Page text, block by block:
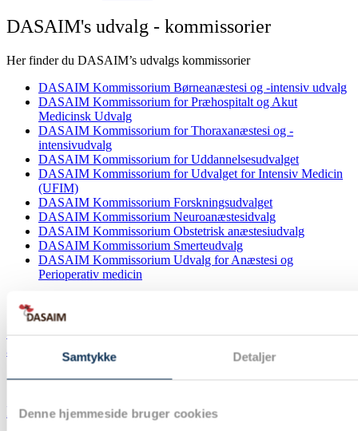
Samtykke Detaljer
Denne hjemmeside bruger cookies
DASAIM's udvalg - kommissorier
Her finder du DASAIM’s udvalgs kommissorier
DASAIM Kommissorium Børneanæstesi og -intensiv udvalg
DASAIM Kommissorium for Præhospitalt og Akut
Medicinsk Udvalg
DASAIM Kommissorium for Thoraxanæstesi og -
intensivudvalg
DASAIM Kommissorium for Uddannelsesudvalget
DASAIM Kommissorium for Udvalget for Intensiv Medicin
(UFIM)
DASAIM Kommissorium Forskningsudvalget
DASAIM Kommissorium Neuroanæstesidvalg
DASAIM Kommissorium Obstetrisk anæstesiudvalg
DASAIM Kommissorium Smerteudvalg
DASAIM Kommissorium Udvalg for Anæstesi og
Perioperativ medicin
anæstesi
Indsend dine videnskabelige bidrag til DASAIM